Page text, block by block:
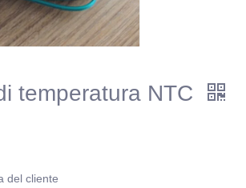
temperatura NTC
del cliente